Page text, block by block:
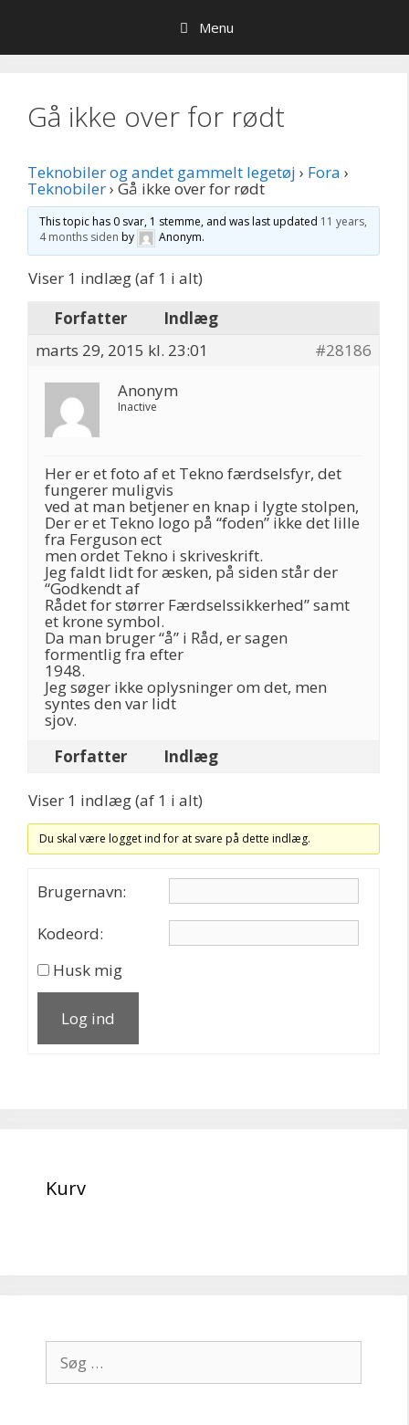
indhold
Menu
Gå ikke over for rødt
Teknobiler og andet gammelt legetøj › Fora ›
Teknobiler› Gå ikke over for rødt
This topic has 0 svar, 1 stemme, and was last updated 11 years,
4 months siden by Anonym.
Viser 1 indlæg (af 1 i alt)
Forfatter
Indlæg
marts 29, 2015 kl. 23:01
#28186
Anonym
Inactive
Her er et foto af et Tekno færdselsfyr, det
fungerer muligvis
ved at man betjener en knap i lygte stolpen,
Der er et Tekno logo på “foden” ikke det lille
fra Ferguson ect
men ordet Tekno i skriveskrift.
Jeg faldt lidt for æsken, på siden står der
“Godkendt af
Rådet for størrer Færdselssikkerhed” samt
et krone symbol.
Da man bruger “å” i Råd, er sagen
formentlig fra efter
1948.
Jeg søger ikke oplysninger om det, men
syntes den var lidt
sjov.
Forfatter
Indlæg
Viser 1 indlæg (af 1 i alt)
Du skal være logget ind for at svare på dette indlæg.
Brugernavn:
Kodeord:
Husk mig
Log ind
Kurv
efter: